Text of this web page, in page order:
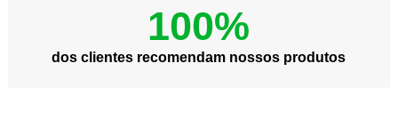
100%
dos clientes recomendam nossos produtos